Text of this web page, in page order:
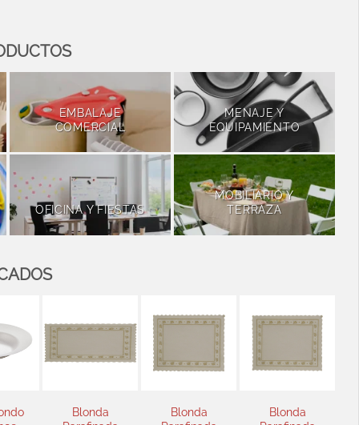
EMBALAJE
COMERCIAL
MENAJE Y
EQUIPAMIENTO
OFICINA Y FIESTAS
MOBILIARIO Y
TERRAZA
Blonda
Blonda
Blonda